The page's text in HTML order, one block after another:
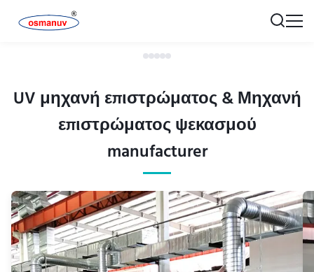
UV μηχανή επιστρώματος & Μηχανή
επιστρώματος ψεκασμού
manufacturer